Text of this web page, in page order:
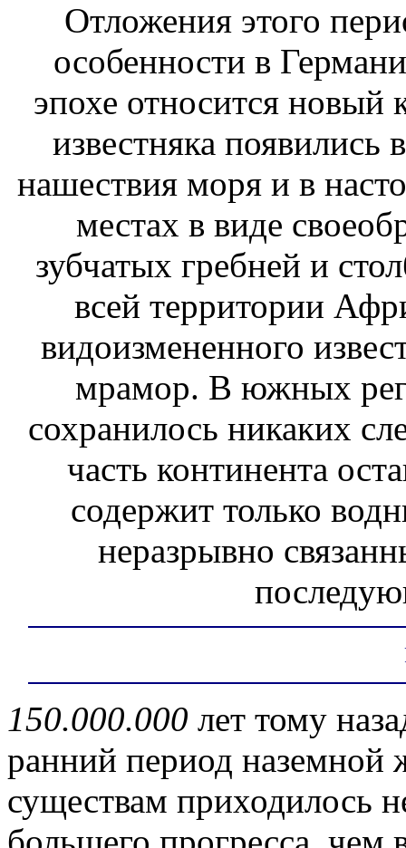
Отложения этого
особенности в
эпохе относится
известняка
нашествия моря и в
местах в виде
зубчатых гребней и
всей территории
видоизмененного
мрамор. В южных
сохранилось никаких
часть континента
содержит только
неразрывно
150.000.000 лет тому
ранний период
существам приходилось